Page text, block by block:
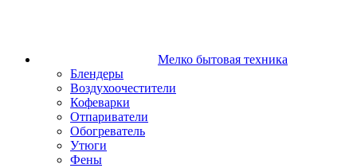
Мелко бытовая техника
Блендеры
Воздухоочестители
Кофеварки
Отпариватели
Обогреватель
Утюги
Фены